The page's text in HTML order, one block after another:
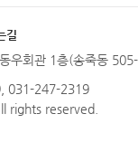
길
우회관 1층(송죽동 505-
031-247-2319
rights reserved.